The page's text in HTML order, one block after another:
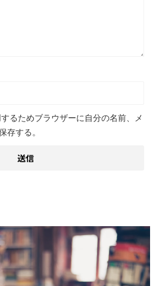
るためブラウザーに自分の名前、メ
存する。